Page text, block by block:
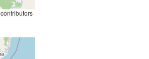
contributors